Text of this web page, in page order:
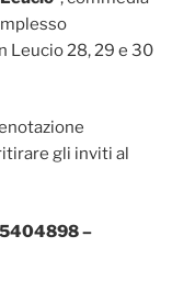
Leucio 28, 29 e 30
gli inviti al
–